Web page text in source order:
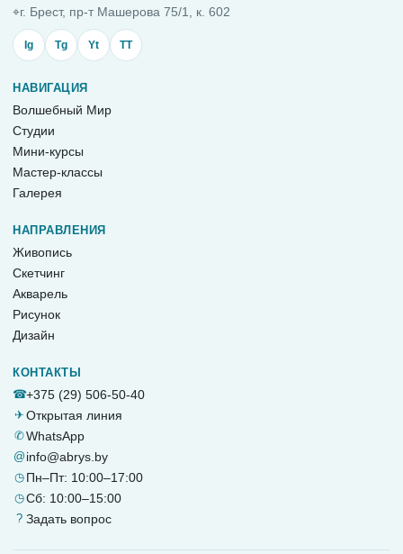
⌖г. Брест, пр-т Машерова 75/1, к. 602
Ig Tg Yt TT
НАВИГАЦИЯ
Волшебный Мир
Студии
Мини-курсы
Мастер-классы
Галерея
НАПРАВЛЕНИЯ
Живопись
Скетчинг
Акварель
Рисунок
Дизайн
КОНТАКТЫ
☎+375 (29) 506-50-40
✈ Открытая линия
✆WhatsApp
@ info@abrys.by
◷ Пн–Пт: 10:00–17:00
◷Сб: 10:00–15:00
? Задать вопрос